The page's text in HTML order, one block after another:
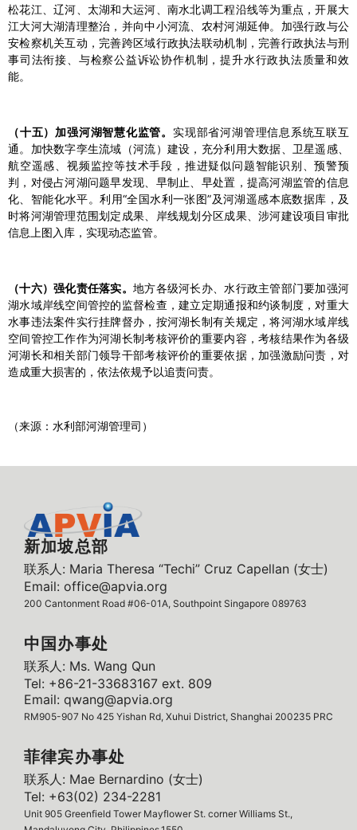
松花江、辽河、太湖和大运河、南水北调工程沿线等为重点，开展大
江大河大湖清理整治，并向中小河流、农村河湖延伸。加强行政与公
安检察机关互动，完善跨区域行政执法联动机制，完善行政执法与刑
事司法衔接、与检察公益诉讼协作机制，提升水行政执法质量和效
能。
（十五）加强河湖智慧化监管。 实现部省河湖管理信息系统互联互
通。加快数字孪生流域（河流）建设，充分利用大数据、卫星遥感、
航空遥感、视频监控等技术手段，推进疑似问题智能识别、预警预
判，对侵占河湖问题早发现、早制止、早处置，提高河湖监管的信息
化、智能化水平。利用“全国水利一张图”及河湖遥感本底数据库，及
时将河湖管理范围划定成果、岸线规划分区成果、涉河建设项目审批
信息上图入库，实现动态监管。
（十六）强化责任落实。地方各级河长办、水行政主管部门要加强河
湖水域岸线空间管控的监督检查，建立定期通报和约谈制度，对重大
水事违法案件实行挂牌督办，按河湖长制有关规定，将河湖水域岸线
空间管控工作作为河湖长制考核评价的重要内容，考核结果作为各级
河湖长和相关部门领导干部考核评价的重要依据，加强激励问责，对
造成重大损害的，依法依规予以追责问责。
（来源：水利部河湖管理司）
新加坡总部
联系人: Maria Theresa “Techi” Cruz Capellan (女士)
Email: office@apvia.org
200 Cantonment Road #06-01A, Southpoint Singapore 089763
中国办事处
联系人: Ms. Wang Qun
Tel: +86-21-33683167 ext. 809
Email: qwang@apvia.org
RM905-907 No 425 Yishan Rd, Xuhui District, Shanghai 200235 PRC
菲律宾办事处
联系人: Mae Bernardino (女士)
Tel: +63(02) 234-2281
Unit 905 Greenfield Tower Mayflower St. corner Williams St.,